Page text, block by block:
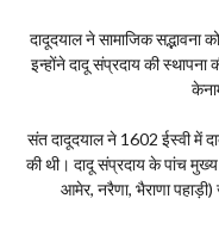
दादूदयाल ने सामाजिक
इन्होंने दादू संप्रदाय की
संत दादूदयाल ने 1602 ईस्वी में
की थी। दादू संप्रदाय के पांच मुख्य
आमेर, नरैणा, भैराणा